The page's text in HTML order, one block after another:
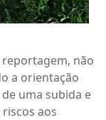
não
a orientação
uma subida e
aos